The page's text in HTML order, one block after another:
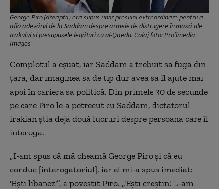
George Piro (dreapta) era supus unor presiuni extraordinare pentru a
afla adevărul de la Saddam despre armele de distrugere în masă ale
Irakului și presupusele legături cu al-Qaeda. Colaj foto: Profimedia
Images
Complotul a eșuat, iar Saddam a trebuit să fugă din
țară, dar imaginea sa de tip dur avea să îl ajute mai
apoi în cariera sa politică. Din primele 30 de secunde
pe care Piro le-a petrecut cu Saddam, dictatorul
irakian știa deja două lucruri despre persoana care îl
interoga.
„I-am spus că mă cheamă George Piro și că eu
conduc [interogatoriul], iar el mi-a spus imediat:
'Ești libanez'”, a povestit Piro. „'Ești creștin'. L-am